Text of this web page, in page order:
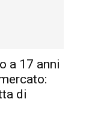
a 17 anni
di